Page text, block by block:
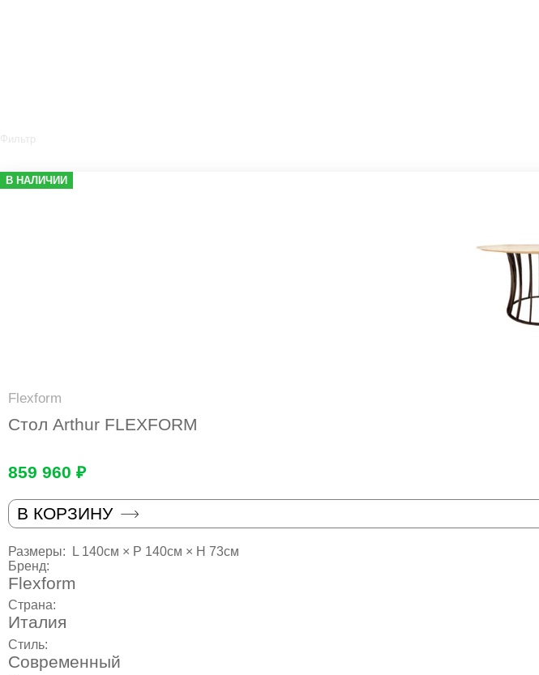
Фильтр
В НАЛИЧИИ
Flexform
Стол Arthur FLEXFORM
859 960 ₽
В КОРЗИНУ
Размеры:
L 140см × P 140см × H 73см
Бренд:
Flexform
Страна:
Италия
Стиль:
Современный